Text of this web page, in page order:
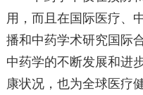
用，而且在国际医疗、
播和中药学术研究国际
中药学的不断发展和进
康状况，也为全球医疗